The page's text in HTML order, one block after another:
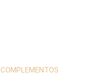
COMPLEMENTOS